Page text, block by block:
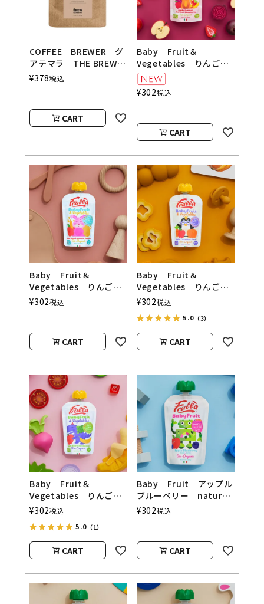
COFFEE BREWER グ
アテマラ THE BREW
COMPANY（コーヒーブ
¥378税込
CART
Baby Fruit＆
Vegetables りんご・
バナナ・ビーツ・いち
ご natura nuova（ベ
ビーフルーツ＆ベジタブ
¥302税込
CART
Baby Fruit＆
Vegetables りんご
さつまいも オーツ麦
ナチュラヌオヴァ）
¥302税込
CART
Baby Fruit＆
Vegetables りんご
にんじん かぼちゃ
フルーツ＆ベジタブル／
ナチュラヌオヴァ）
¥302税込
5.0（3）
CART
Baby Fruit＆
Vegetables りんご
バナナ ほうれん草
フルーツ＆ベジタブル／
ナチュラヌオヴァ）
¥302税込
5.0 （1）
CART
Baby Fruit アップル
ブルーベリー natura
nuova（ベビーフルーツ
¥302税込
CART